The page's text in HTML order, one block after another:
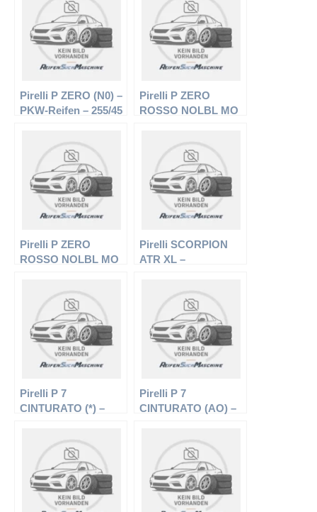
Pirelli P ZERO (N0) –
PKW-Reifen – 255/45
Pirelli P ZERO
ROSSO NOLBL MO
Sommerreifen
Pirelli P ZERO
ROSSO NOLBL MO
Sommerreifen
Pirelli SCORPION
ATR XL –
Ganzjahresreifen
Pirelli P 7
CINTURATO (*) –
Sommerreifen
Pirelli P 7
CINTURATO (AO) –
Sommerreifen